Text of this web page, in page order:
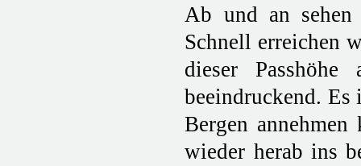
Ab und an sehen
Schnell erreichen
dieser
beeindruckend. Es
Bergen
wieder herab ins